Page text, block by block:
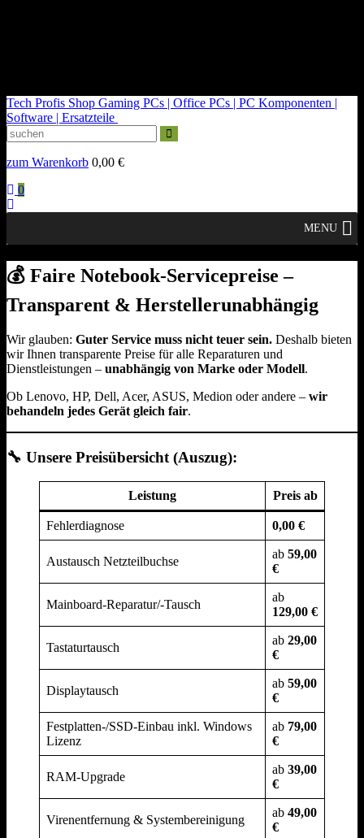
Tech Profis Shop Gaming PCs | Office PCs | PC Komponenten |
Software | Ersatzteile
zum Warenkorb 0,00 €
0
MENU
💰 Faire Notebook-Servicepreise –
Transparent & Herstellerunabhängig
Wir glauben: Guter Service muss nicht teuer sein. Deshalb bieten
wir Ihnen transparente Preise für alle Reparaturen und
Dienstleistungen – unabhängig von Marke oder Modell.
Ob Lenovo, HP, Dell, Acer, ASUS, Medion oder andere – wir
behandeln jedes Gerät gleich fair.
🔧 Unsere Preisübersicht (Auszug):
Leistung Preis ab
Fehlerdiagnose 0,00 €
Austausch Netzteilbuchse
ab 59,00
€
Mainboard-Reparatur/-Tausch
ab
129,00 €
Tastaturtausch
ab 29,00
€
Displaytausch
ab 59,00
€
Festplatten-/SSD-Einbau inkl. Windows
Lizenz
ab 79,00
€
RAM-Upgrade
ab 39,00
€
Virenentfernung & Systembereinigung
ab 49,00
€